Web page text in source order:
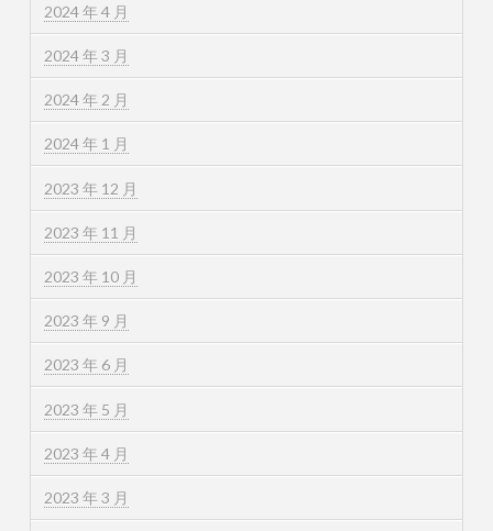
2024 年 4 月
2024 年 3 月
2024 年 2 月
2024 年 1 月
2023 年 12 月
2023 年 11 月
2023 年 10 月
2023 年 9 月
2023 年 6 月
2023 年 5 月
2023 年 4 月
2023 年 3 月